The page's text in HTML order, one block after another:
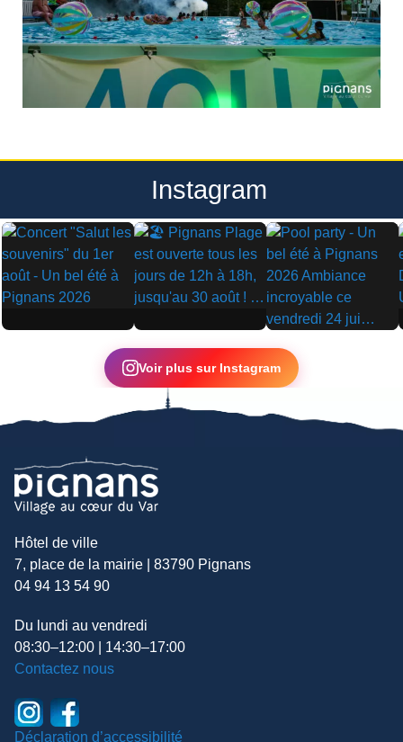
Instagram
▶ ▶
▶
Voir plus sur Instagram
Hôtel de ville
7, place de la mairie | 83790 Pignans
04 94 13 54 90
Du lundi au vendredi
08:30–12:00 | 14:30–17:00
Contactez nous
Déclaration d’accessibilité